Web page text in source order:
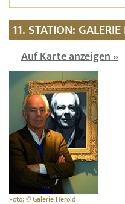
11. STATION:
Auf Karte anzeigen »
Foto: © Galerie Herold